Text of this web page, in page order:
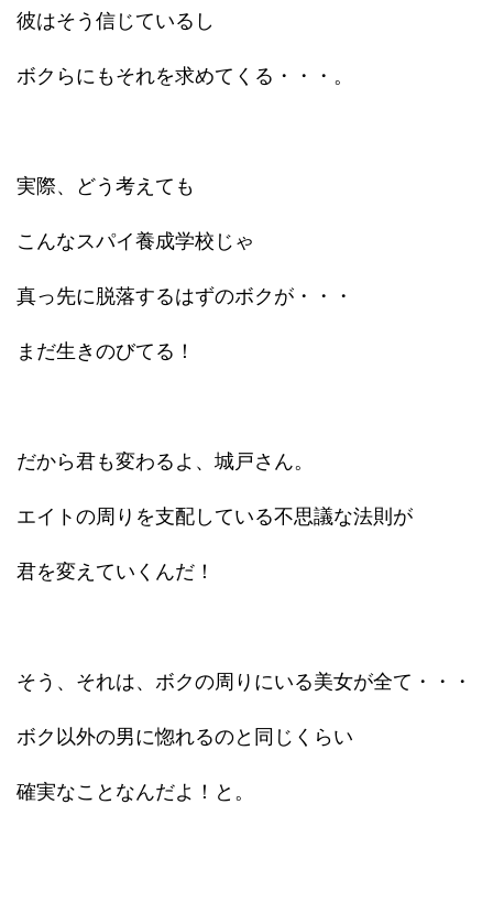
彼はそう信じているし
ボクらにもそれを求めてくる・・・。
実際、どう考えても
こんなスパイ養成学校じゃ
真っ先に脱落するはずのボクが・・・
まだ生きのびてる！
だから君も変わるよ、城戸さん。
エイトの周りを支配している不思議な法則が
君を変えていくんだ！
そう、それは、ボクの周りにいる美女が全て・・・
ボク以外の男に惚れるのと同じくらい
確実なことなんだよ！と。